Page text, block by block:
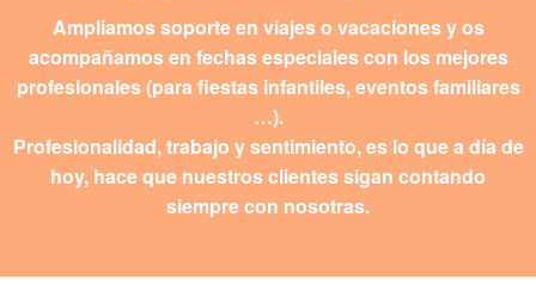
Ampliamos soporte en viajes o vacaciones y os
acompañamos en fechas especiales con los mejores
profesionales(para fiestas infantiles, eventos familiares
…).
Profesionalidad, trabajo y sentimiento, es lo que a día de
hoy, hace que nuestros clientes sigan contando
siempre con nosotras.